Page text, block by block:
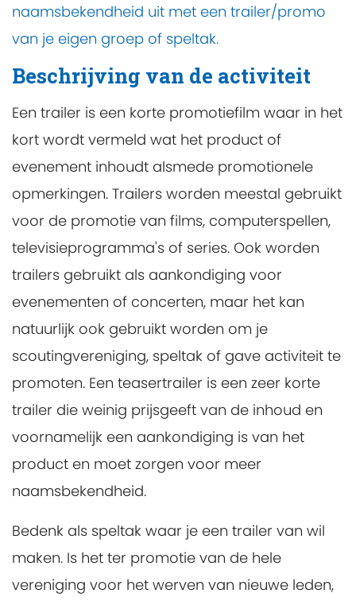
naamsbekendheid uit met een trailer/promo
van je eigen groep of speltak.
Beschrijving van de activiteit
Een trailer is een korte promotiefilm waar in het
kort wordt vermeld wat het product of
evenement inhoudt alsmede promotionele
opmerkingen. Trailers worden meestal gebruikt
voor de promotie van films, computerspellen,
televisieprogramma's of series. Ook worden
trailers gebruikt als aankondiging voor
evenementen of concerten, maar het kan
natuurlijk ook gebruikt worden om je
scoutingvereniging, speltak of gave activiteit te
promoten. Een teasertrailer is een zeer korte
trailer die weinig prijsgeeft van de inhoud en
voornamelijk een aankondiging is van het
product en moet zorgen voor meer
naamsbekendheid.
Bedenk als speltak waar je een trailer van wil
maken. Is het ter promotie van de hele
vereniging voor het werven van nieuwe leden,